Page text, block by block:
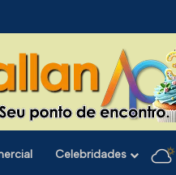
Celebridades